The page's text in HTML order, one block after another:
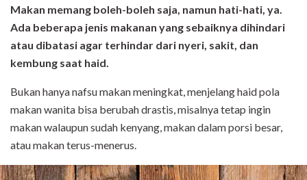
Makan memang boleh-boleh saja, namun hati-hati, ya.
Ada beberapa jenis makanan yang sebaiknya dihindari
atau dibatasi agar terhindar dari nyeri, sakit, dan
kembung saat haid.
Bukan hanya nafsu makan meningkat, menjelang haid pola
makan wanita bisa berubah drastis, misalnya tetap ingin
makan walaupun sudah kenyang, makan dalam porsi besar,
atau makan terus-menerus.